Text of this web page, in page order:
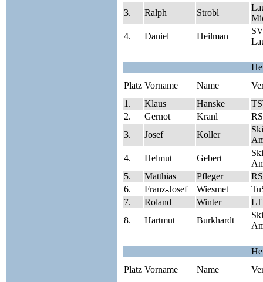
3.
Ralph Strobl
4.
Daniel Heilman
Platz Vorname Name
1.
Klaus Hanske
2.
Gernot Kranl
3.
Josef Koller
4.
Helmut Gebert
5.
Matthias Pfleger
6.
Franz-Josef Wiesmet
7.
Roland Winter
8.
Hartmut Burkhardt
Platz Vorname Name